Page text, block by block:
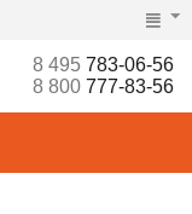
8 495783-06-56
8 800777-83-56